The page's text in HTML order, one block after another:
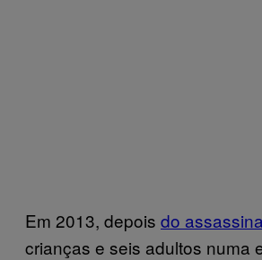
Em 2013, depois do
crianças e seis adultos numa